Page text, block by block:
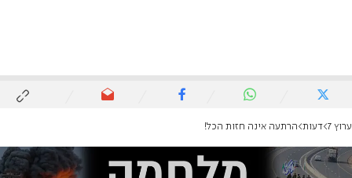
ערוץ 7 דעות הרתעה אינה חזות הכל!